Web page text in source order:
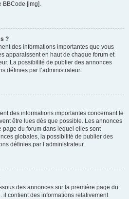
BBCode [img].
?
des informations importantes que vous
apparaissent en haut de chaque forum et
La possibilité de publier des annonces
définies par l’administrateur.
des informations importantes concernant le
être lues dès que possible. Les annonces
du forum dans lequel elles sont
globales, la possibilité de publier des
définies par l’administrateur.
des annonces sur la première page du
il contient des informations relativement